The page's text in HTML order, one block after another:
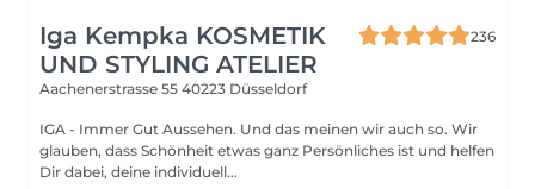
Iga Kempka KOSMETIK
UND STYLING ATELIER
236
Aachenerstrasse 55 40223 Düsseldorf
IGA - Immer Gut Aussehen. Und das meinen wir auch so. Wir
glauben, dass Schönheit etwas ganz Persönliches ist und helfen
Dir dabei, deine individuell...